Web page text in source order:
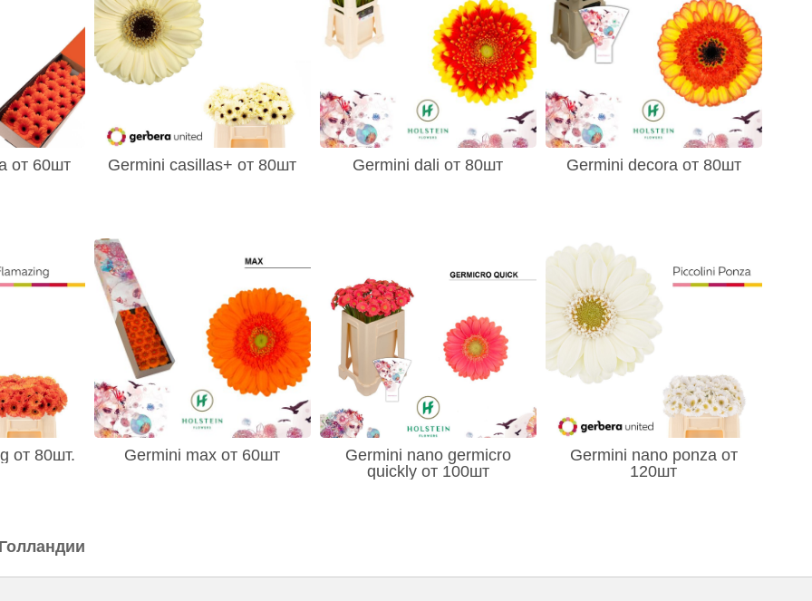
от 60шт Germini casillas+ от 80шт Germini dali от 80шт Germini decora от 80шт
от 80шт. Germini max от 60шт
Germini nano germicro
quickly от 100шт
Germini nano ponza от
120шт